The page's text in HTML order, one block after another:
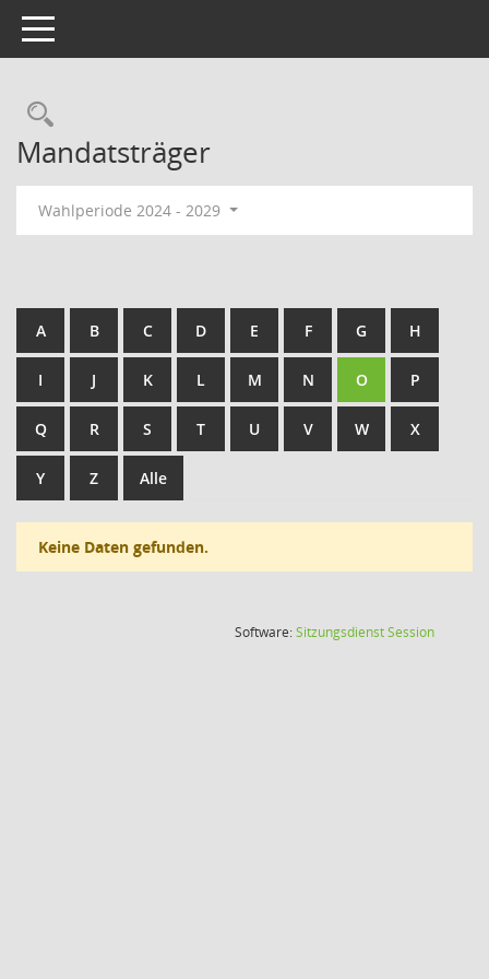
Toggle navigation
Rechercheauswahl
Mandatsträger
Wahlperiode 2024 - 2029
A B C D E F G H
I J K L M N O P
Q R S T U V W X
Y Z Alle
Keine Daten gefunden.
Software:SitzungsdienstSession(Wird in